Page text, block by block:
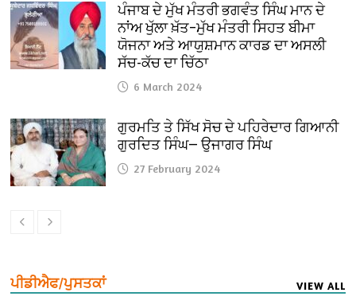
ਪੰਜਾਬ ਦੇ ਮੁੱਖ ਮੰਤਰੀ ਭਗਵੰਤ ਸਿੰਘ ਮਾਨ ਦੇ
ਨਾਂਅ ਖੁੱਲਾ ਖ਼ੱਤ–ਮੁੱਖ ਮੰਤਰੀ ਸਿਹਤ ਬੀਮਾ
ਯੋਜਨਾ ਅਤੇ ਆਯੁਸ਼ਮਾਨ ਕਾਰਡ ਦਾ ਅਸਲੀ
ਸੱਚ-ਕੱਚ ਦਾ ਚਿੱਠਾ
6 March 2024
ਗੁਰਮਤਿ ਤੇ ਸਿੱਖ ਸੋਚ ਦੇ ਪਹਿਰੇਦਾਰ ਗਿਆਨੀ
ਗੁਰਦਿਤ ਸਿੰਘ— ਉਜਾਗਰ ਸਿੰਘ
27 February 2024
ਪੀਡੀਐਫ/ਪੁਸਤਕਾਂ VIEW ALL